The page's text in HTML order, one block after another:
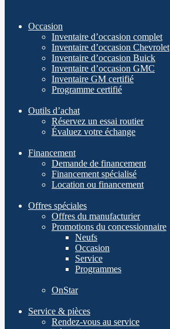
Occasion
Inventaire d’occasion complet
Inventaire d’occasion Chevrolet
Inventaire d’occasion Buick
Inventaire d’occasion GMC
Inventaire GM certifié
Programme certifié
Outils d’achat
Réservez un essai routier
Évaluez votre échange
Financement
Demande de financement
Financement spécialisé
Location ou financement
Offres spéciales
Offres du manufacturier
Promotions du concessionnaire
Neufs
Occasion
Service
Programmes
OnStar
Service & pièces
Rendez-vous au service